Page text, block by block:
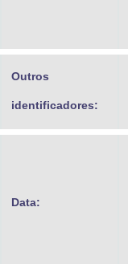
Outros
identificadores:
Data: